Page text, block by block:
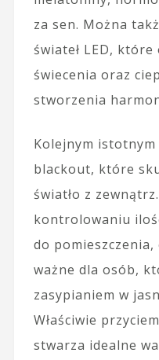
za sen. Można
świateł LED,
świecenia oraz
stworzenia
Kolejnym istotnym
blackout, które
światło z
kontrolowaniu
do
ważne dla osób,
zasypianiem w
Właściwie
stwarza idealne